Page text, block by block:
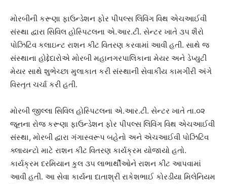
મોરબીની કરૂણા ફાઉન્ડેશન ફોર પીપલ્સ લિવિંગ વિથ એચઆઈવી
સંસ્થા દ્વારા સિવિલ હોસ્પિટલના એ.આર.ટી. સેન્ટર ખાતે ૩૫ શૈરો
પોઝિટિવ કલાઇન્ટ રાશન કીટ વિતરણ કરવામાં આવી હતી. સાથે જ
સંસ્થાના હોદ્દેદારોએ મોરબી મહાનગરપાલિકાના મેયર અને ડેપ્યુટી
મેયર સાથે શુભેચ્છા મુલાકાત કરી સંસ્થાની સેવાકીય કામગીરી અંગે
વિસ્તૃત ચર્ચા કરી હતી.
મોરબી જીલ્લા સિવિલ હોસ્પિટલના એ.આર.ટી. સેન્ટર ખાતે તા.૦૨
જૂનના રોજ કરૂણા ફાઉન્ડેશન ફોર પીપલ્સ લિવિંગ વિથ એચઆઈવી
સંસ્થા, મોરબી દ્વારા ગંગાસ્વરૂપ બહેનો અને એચઆઈવી પોઝિટિવ
ક્લાયન્ટો માટે રાશન કીટ વિતરણ કાર્યક્રમ યોજાયો હતો.
કાર્યક્રમ દરમિયાન કુલ ૩૫ લાભાર્થીઓને રાશન કીટ આપવામાં
આવી હતી. આ સેવા કાર્યના દાતાશ્રી રાકેશભાઈ કોરડીયા મિલેનિયમ